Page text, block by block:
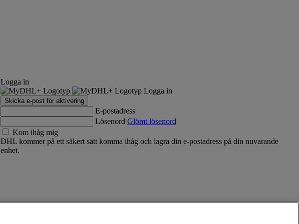
Logga in
Logga in
Skicka e-post för aktivering
E-postadress
Lösenord Glömt lösenord
Kom ihåg mig
DHL kommer på ett säkert sätt komma ihåg och lagra din e-postadress på din nuvarande
enhet.